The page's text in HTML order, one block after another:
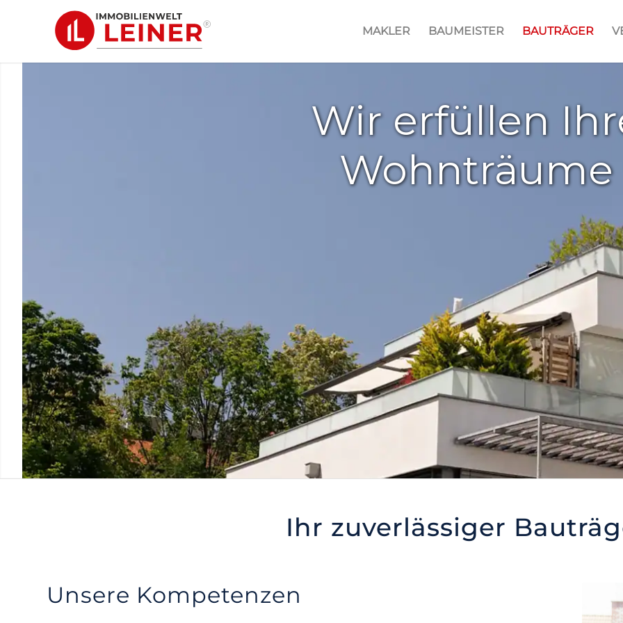
MAKLER BAUMEISTER BAUTRÄGER
Wir erfüllen
Wohnträume
Ihr zuverlässiger
Unsere Kompetenzen